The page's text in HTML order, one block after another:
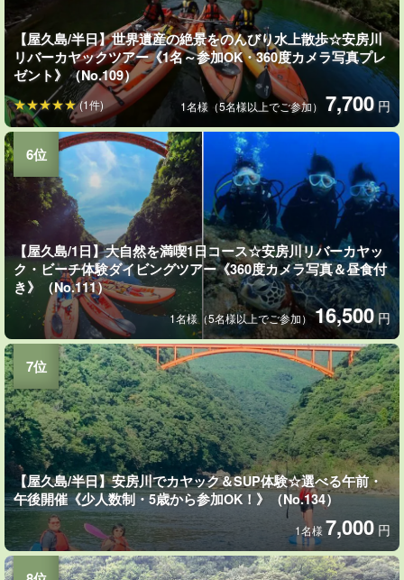
【屋久島/半日】世界遺産の絶景をのんびり水上散歩☆安房川
リバーカヤックツアー《1名～参加OK・360度カメラ写真プレ
ゼント》（No.109）
1名様（5名様以上でご参加） 7,700 円
(1件)
【屋久島/1日】大自然を満喫1日コース☆安房川リバーカヤッ
ク・ビーチ体験ダイビングツアー《360度カメラ写真＆昼食付
き》（No.111）
1名様（5名様以上でご参加）16,500 円
【屋久島/半日】安房川でカヤック＆SUP体験☆選べる午前・
午後開催《少人数制・5歳から参加OK！》（No.134）
1名様 7,000 円